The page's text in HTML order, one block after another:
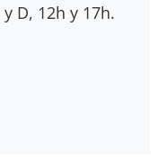
D, 12h y 17h.